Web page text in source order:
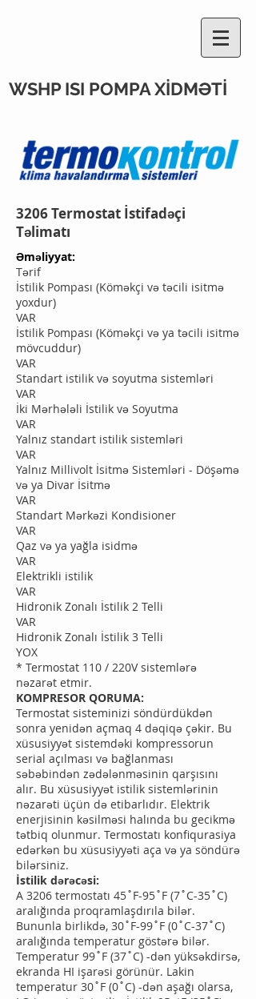
WSHP ISI POMPA XİDMƏTİ
Əməliyyat:
Tərif
İstilik Pompası (Köməkçi və təcili isitmə
yoxdur)
VAR
İstilik Pompası (Köməkçi və ya təcili isitmə
mövcuddur)
VAR
Standart istilik və soyutma sistemləri
VAR
İki Mərhələli İstilik və Soyutma
VAR
Yalnız standart istilik sistemləri
VAR
Yalnız Millivolt İsitmə Sistemləri - Döşəmə
və ya Divar İsitmə
VAR
Standart Mərkəzi Kondisioner
VAR
Qaz və ya yağla isidmə
VAR
Elektrikli istilik
VAR
Hidronik Zonalı İstilik 2 Telli
VAR
Hidronik Zonalı İstilik 3 Telli
YOX
* Termostat 110 / 220V sistemlərə
nəzarət etmir.
KOMPRESOR QORUMA:
Termostat sisteminizi söndürdükdən
sonra yenidən açmaq 4 dəqiqə çəkir. Bu
xüsusiyyət sistemdəki kompressorun
serial açılması və bağlanması
səbəbindən zədələnməsinin qarşısını
alır. Bu xüsusiyyət istilik sistemlərinin
nəzarəti üçün də etibarlıdır. Elektrik
enerjisinin kəsilməsi halında bu gecikmə
tətbiq olunmur. Termostatı konfiqurasiya
edərkən bu xüsusiyyəti aça və ya söndürə
bilərsiniz.
İstilik dərəcəsi:
A 3206 termostatı 45˚F-95˚F (7˚C-35˚C)
aralığında proqramlaşdırıla bilər.
Bununla birlikdə, 30˚F-99˚F (0˚C-37˚C)
aralığında temperatur göstərə bilər.
Temperatur 99˚F (37˚C) -dən yüksəkdirsə,
ekranda HI işarəsi görünür. Lakin
temperatur 30˚F (0˚C) -dən aşağı olarsa,
3206 Termostat İstifadəçi
Təlimatı